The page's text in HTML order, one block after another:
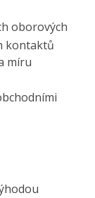
oborových
kontaktů
míru